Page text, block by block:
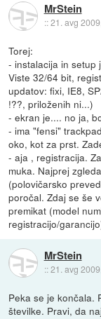
MrStein
::21. avg
Torej:
- instalacija in setup
Viste 32/64 bit,
updatov: fixi, IE8,
!??, priloženih ni...)
- ekran je.... no ja,
- ima "fensi"
oko, kot za prst.
- aja , registracija.
muka. Najprej
(polovičarsko
poročal. Zdaj se še
premikat (model
registracijo/
MrStein
::21. avg
Peka se je končala.
številke. Pravi, da